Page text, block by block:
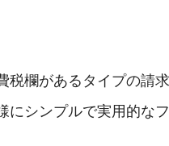
税欄があるタイプの請
にシンプルで実用的な